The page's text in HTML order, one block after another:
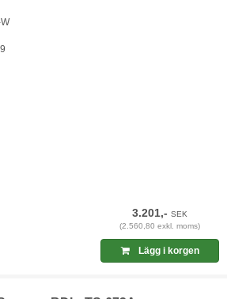
3.201,-SEK
(2.560,80 exkl. moms)
Lägg i korgen